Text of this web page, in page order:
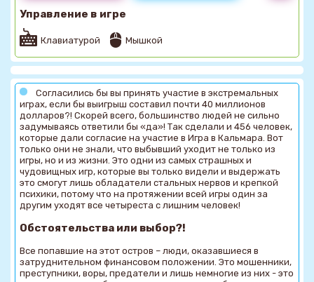
Управление в игре
Клавиатурой Мышкой
Согласились бы вы принять участие в экстремальных
играх, если бы выигрыш составил почти 40 миллионов
долларов?! Скорей всего, большинство людей не сильно
задумываясь ответили бы «да»! Так сделали и 456 человек,
которые дали согласие на участие в Игра в Кальмара. Вот
только они не знали, что выбывший уходит не только из
игры, но и из жизни. Это одни из самых страшных и
чудовищных игр, которые вы только видели и выдержать
это смогут лишь обладатели стальных нервов и крепкой
психики, потому что на протяжении всей игры один за
другим уходят все четыреста с лишним человек!
Обстоятельства или выбор?!
Все попавшие на этот остров – люди, оказавшиеся в
затруднительном финансовом положении. Это мошенники,
преступники, воры, предатели и лишь немногие из них - это